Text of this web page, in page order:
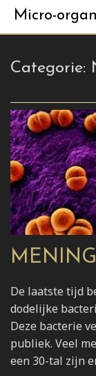
Micro-
Categorie:
De laatste tijd
dodelijke
Deze bacterie
publiek. Veel
een 30-tal zijn